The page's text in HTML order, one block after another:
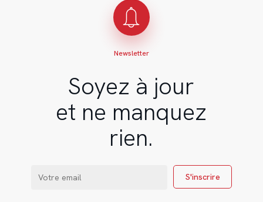
Newsletter
Soyez à jour
et ne manquez
rien.